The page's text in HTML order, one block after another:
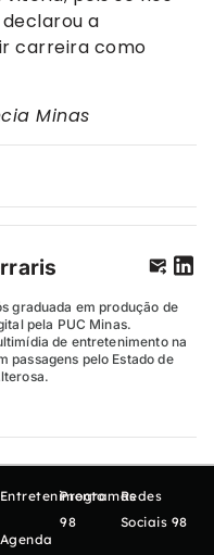
a
carreira como
Minas
graduada em produção de
pela PUC Minas.
de entretenimento na
passagens pelo Estado de
Entretenimento
Agenda
Programas
98
Redes
Sociais 98